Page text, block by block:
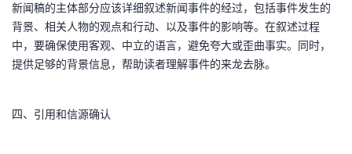
新闻稿的主体部分应该详细叙述新闻事件的经过，包括事件发生的
背景、相关人物的观点和行动、以及事件的影响等。在叙述过程
中，要确保使用客观、中立的语言，避免夸大或歪曲事实。同时，
提供足够的背景信息，帮助读者理解事件的来龙去脉。
四、引用和信源确认